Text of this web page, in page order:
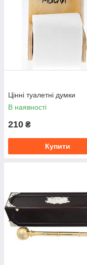
Цінні туалетні думки
В наявності
210 ₴
Купити